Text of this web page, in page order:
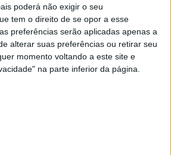
poderá não exigir o seu
tem o direito de se opor a esse
preferências serão aplicadas apenas a
alterar suas preferências ou retirar seu
momento voltando a este site e
na parte inferior da página.
minutos a pé da praia do Sul
Lizandro, este aparthotel
o oceano em varandas e janelas
privilegiados para aplaudir
ao You and The Sea